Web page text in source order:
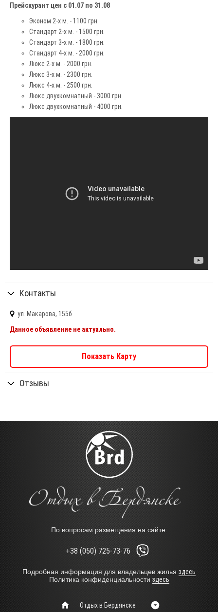
Прейскурант цен с 01.07 по 31.08
Эконом 2-х м. - 1100 грн.
Стандарт 2-х м. - 1500 грн.
Стандарт 3-х м. - 1800 грн.
Стандарт 4-х м. - 2000 грн.
Люкс 2-х м. - 2000 грн.
Люкс 3-х м. - 2300 грн.
Люкс 4-х м. - 2500 грн.
Люкс двухкомнатный - 3000 грн.
Люкс двухкомнатный - 4000 грн.
Контакты
ул. Макарова, 155б
Данное объявление не актуально.
Показать Карту
Отзывы
По вопросам размещения на сайте:
+38 (050) 725-73-76
Подробная информация для владельцев жилья здесь
Политика конфиденциальности здесь
Отдых в Бердянске